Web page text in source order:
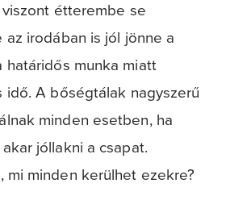
étterembe se
az irodában is jól jönne a
határidős munka miatt
idő. A bőségtálak nagyszerű
minden esetben, ha
jóllakni a csapat.
mi minden kerülhet ezekre?